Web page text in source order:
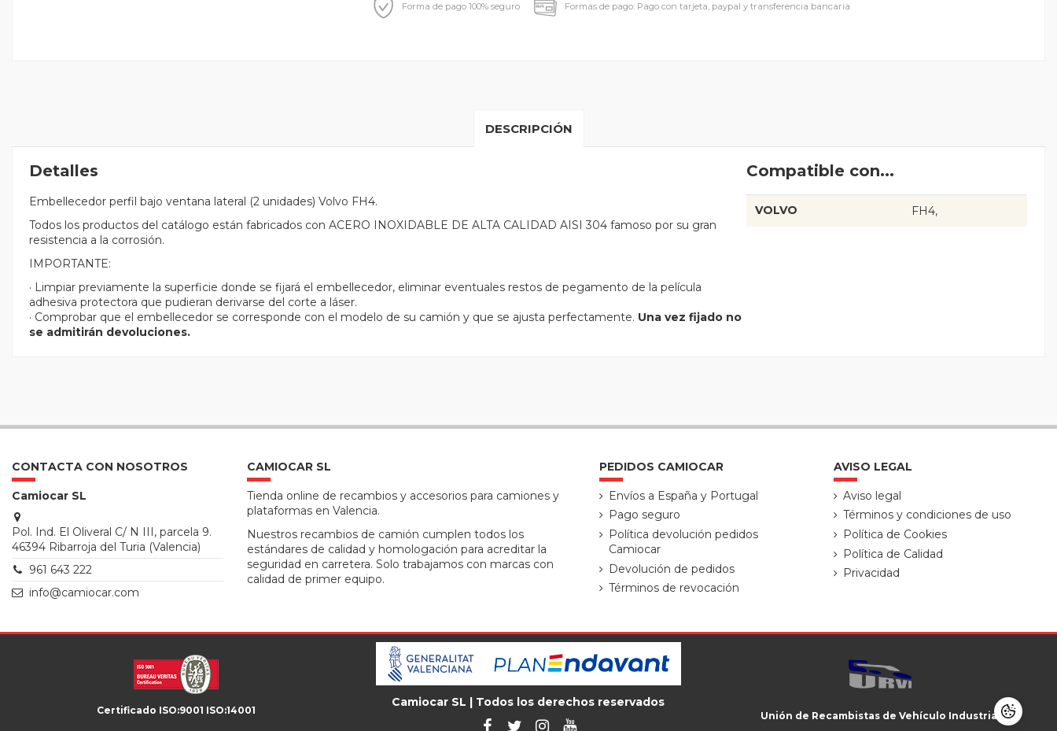
Forma de pago 100% seguro Formas de pago: Pago con tarjeta, paypal y transferencia bancaria
DESCRIPCIÓN
Detalles
Embellecedor perfil bajo ventana lateral (2 unidades) Volvo FH4.
Todos los productos del catálogo están fabricados con ACERO INOXIDABLE DE ALTA CALIDAD AISI 304 famoso por su gran
resistencia a la corrosión.
IMPORTANTE:
· Limpiar previamente la superficie donde se fijará el embellecedor, eliminar eventuales restos de pegamento de la película
adhesiva protectora que pudieran derivarse del corte a láser.
· Comprobar que el embellecedor se corresponde con el modelo de su camión y que se ajusta perfectamente. Una vez fijado no
se admitirán devoluciones.
Compatible con...
VOLVO FH4
CONTACTA CON NOSOTROS
Camiocar SL
Pol. Ind. El Oliveral C/ N III, parcela 9.
46394 Ribarroja del Turia (Valencia)
961 643 222
info@camiocar.com
CAMIOCAR SL
Tienda online de recambios y accesorios para camiones y
plataformas en Valencia.
Nuestros recambios de camión cumplen todos los
estándares de calidad y homologación para acreditar la
seguridad en carretera. Solo trabajamos con marcas con
calidad de primer equipo.
PEDIDOS CAMIOCAR
Envíos a España y Portugal
Pago seguro
Política devolución pedidos
Camiocar
Devolución de pedidos
Términos de revocación
AVISO LEGAL
Aviso legal
Términos y condiciones de uso
Política de Cookies
Política de Calidad
Privacidad
Certificado ISO:9001 ISO:14001
Camiocar SL | Todos los derechos reservados
Unión de Recambistas de Vehículo Industrial